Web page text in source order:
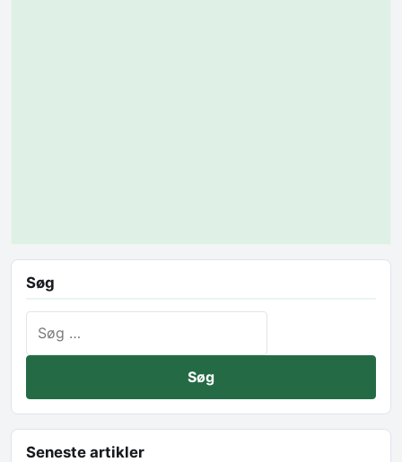
Søg
Seneste artikler